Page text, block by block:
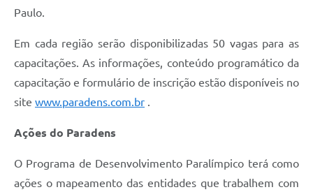
Paulo.
Em cada região serão disponibilizadas 50 vagas para as
capacitações. As informações, conteúdo programático da
capacitação e formulário de inscrição estão disponíveis no
site www.paradens.com.br
Ações do Paradens
O Programa de Desenvolvimento Paralímpico terá como
ações o mapeamento das entidades que trabalhem com